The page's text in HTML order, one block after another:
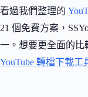
看過我們整理的
21 個免費方案，
一。想要更全面的比
YouTube 轉檔下載工